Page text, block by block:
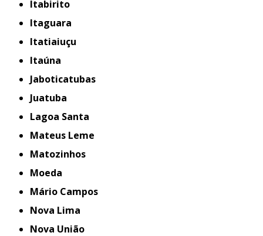
Itabirito
Itaguara
Itatiaiuçu
Itaúna
Jaboticatubas
Juatuba
Lagoa Santa
Mateus Leme
Matozinhos
Moeda
Mário Campos
Nova Lima
Nova União